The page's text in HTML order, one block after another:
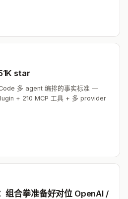
star
多 agent 编排的事实标准 —
+ 210 MCP 工具 + 多 provider
组合拳准备好对位 OpenAI /